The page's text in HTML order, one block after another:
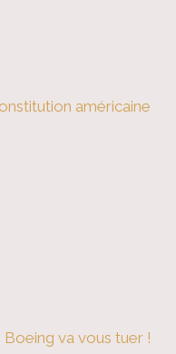
américaine
Boeing va vous tuer !